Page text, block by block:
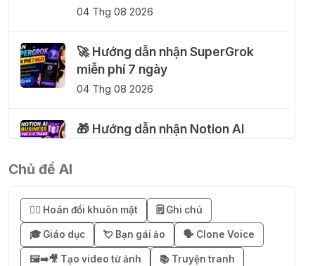
04 Thg 08 2026
🚀 Hướng dẫn nhận SuperGrok
miễn phí 7 ngày
04 Thg 08 2026
🎁 Hướng dẫn nhận Notion AI
🎁 Mẹo nhận 1 tháng ChatGPT Plus
miễn phí bằng VPN Mexico
02 Thg 08 2026
Chủ đề AI
😶‍🌫️ Hoán đổi khuôn mặt 🗒️ Ghi chú
🎓 Giáo dục 💘 Bạn gái ảo 🗣️ Clone Voice
🖼️➡️🎥 Tạo video từ ảnh 📚 Truyện tranh